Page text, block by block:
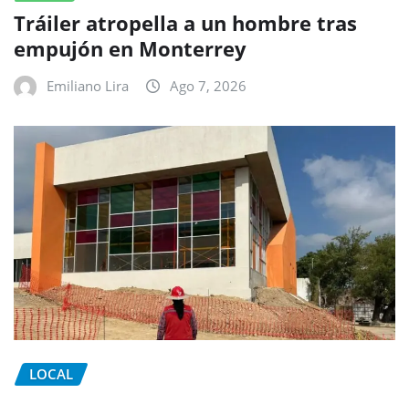
Tráiler atropella a un hombre tras
empujón en Monterrey
Emiliano Lira Ago 7, 2026
LOCAL